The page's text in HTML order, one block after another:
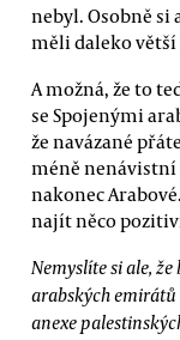
nebyl. Osobně si
měli daleko
A možná, že to
se Spojenými
že navázané
méně nenávistní
nakonec
najít něco
Nemyslíte si ale,
arabských
anexe